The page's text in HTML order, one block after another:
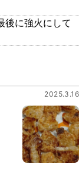
後に強火にして
2025.3.16